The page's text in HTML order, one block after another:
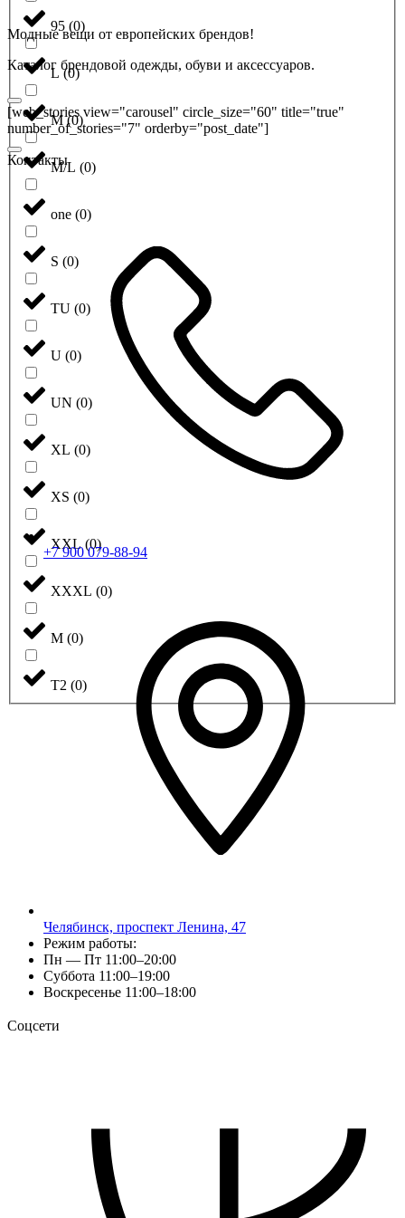
95 (0)
L (0)
M (0)
M/L (0)
one (0)
S (0)
TU (0)
U (0)
UN (0)
XL (0)
XS (0)
XXL (0)
XXXL (0)
М (0)
Т2 (0)
Модные вещи от европейских брендов!
Каталог брендовой одежды, обуви и аксессуаров.
[web_stories view="carousel" circle_size="60" title="true"
number_of_stories="7" orderby="post_date"]
Контакты
+7 900 079-88-94
Челябинск, проспект Ленина, 47
Режим работы:
Пн — Пт 11:00–20:00
Суббота 11:00–19:00
Воскресенье 11:00–18:00
Соцсети